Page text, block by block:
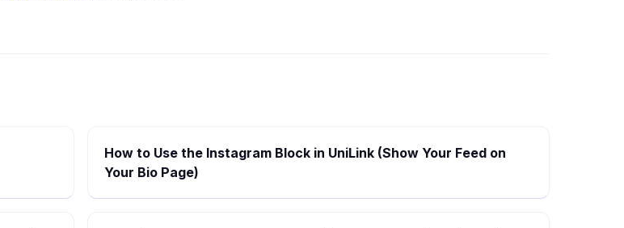
How to Use the Instagram Block in UniLink (Show Your Feed on
Your Bio Page)